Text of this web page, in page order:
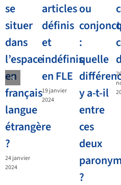
se
situer
dans
l’espace
en
français
langue
étrangère
?
24 janvier
2024
articles
définis
et
indéfinis
en FLE
19 janvier
2024
ou
:
quelle
y a-t-il
entre
ces
deux
?